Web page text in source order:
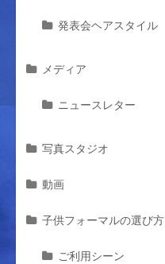
発表会ヘアスタイル
メディア
ニュースレター
写真スタジオ
動画
子供フォーマルの選び方
ご利用シーン